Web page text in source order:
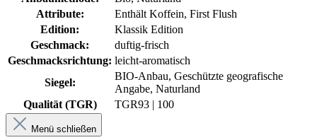
Attribute:
Enthält Koffein, First Flush
Edition:
Klassik Edition
Geschmack:
duftig-frisch
Geschmacksrichtung: leicht-aromatisch
Siegel:
BIO-Anbau, Geschützte geografische
Angabe, Naturland
Qualität (TGR)
TGR93 | 100
Menü schließen